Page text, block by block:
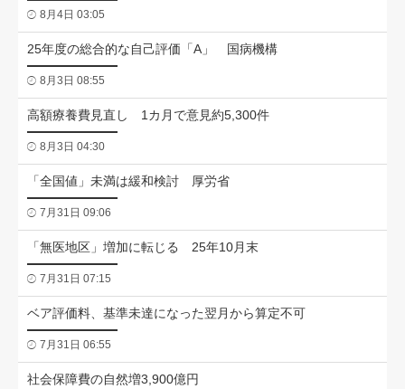
8月4日 03:05
25年度の総合的な自己評価「A」 国病機構
8月3日 08:55
高額療養費見直し 1カ月で意見約5,300件
8月3日 04:30
「全国値」未満は緩和検討 厚労省
7月31日 09:06
「無医地区」増加に転じる 25年10月末
7月31日 07:15
ベア評価料、基準未達になった翌月から算定不可
7月31日 06:55
社会保障費の自然増3,900億円